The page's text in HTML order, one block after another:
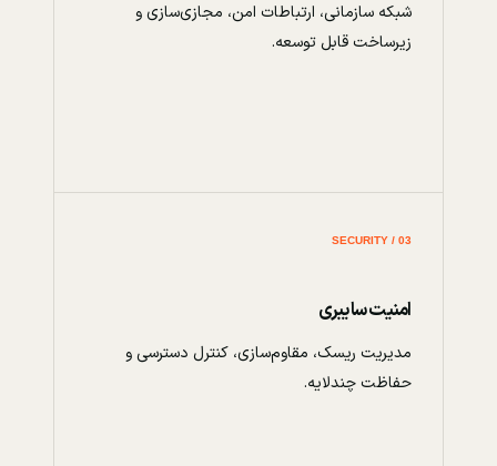
شبکه سازمانی، ارتباطات امن، مجازی‌سازی و
زیرساخت قابل توسعه.
03 / SECURITY
امنیت سایبری
مدیریت ریسک، مقاوم‌سازی، کنترل دسترسی و
حفاظت چندلایه.